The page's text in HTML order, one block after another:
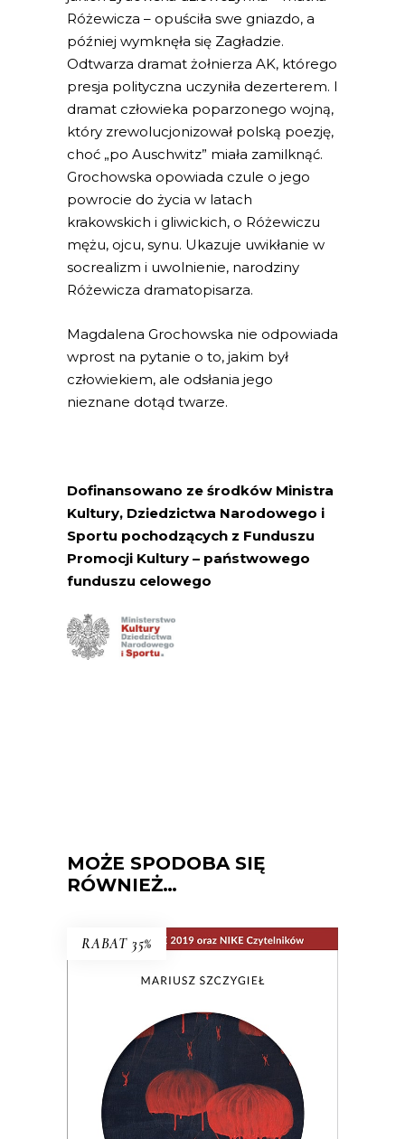
Różewicza – opuściła swe gniazdo, a
później wymknęła się Zagładzie.
Odtwarza dramat żołnierza AK, którego
presja polityczna uczyniła dezerterem. I
dramat człowieka poparzonego wojną,
który zrewolucjonizował polską poezję,
choć „po Auschwitz” miała zamilknąć.
Grochowska opowiada czule o jego
powrocie do życia w latach
krakowskich i gliwickich, o Różewiczu
mężu, ojcu, synu. Ukazuje uwikłanie w
socrealizm i uwolnienie, narodziny
Różewicza dramatopisarza.
Magdalena Grochowska nie odpowiada
wprost na pytanie o to, jakim był
człowiekiem, ale odsłania jego
nieznane dotąd twarze.
Dofinansowano ze środków Ministra
Kultury, Dziedzictwa Narodowego i
Sportu pochodzących z Funduszu
Promocji Kultury – państwowego
funduszu celowego
MOŻE SPODOBA SIĘ
RÓWNIEŻ…
RABAT 35%
NIE MA
Wielogłosowa rozprawa reporterska o
kondycji człowieka i największym
problemie cywilizacji: utracie, braku,
nieobecności. Nad książką unosi się rada
Hanny Krall: „Wszystko musi mieć swoją